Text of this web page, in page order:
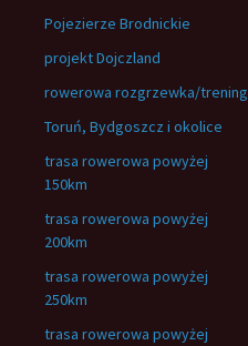
Pojezierze Brodnickie
projekt Dojczland
rowerowa rozgrzewka/trening
Toruń, Bydgoszcz i okolice
trasa rowerowa powyżej
150km
trasa rowerowa powyżej
200km
trasa rowerowa powyżej
250km
trasa rowerowa powyżej